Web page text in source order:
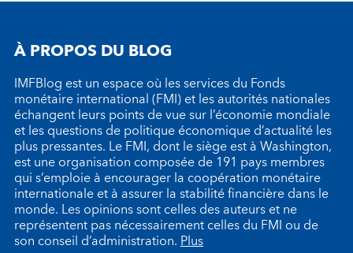
À PROPOS DU BLOG
IMFBlog est un espace où les services du Fonds
monétaire international (FMI) et les autorités nationales
échangent leurs points de vue sur l’économie mondiale
et les questions de politique économique d’actualité les
plus pressantes. Le FMI, dont le siège est à Washington,
est une organisation composée de 191 pays membres
qui s’emploie à encourager la coopération monétaire
internationale et à assurer la stabilité financière dans le
monde. Les opinions sont celles des auteurs et ne
représentent pas nécessairement celles du FMI ou de
son conseil d’administration.Plus